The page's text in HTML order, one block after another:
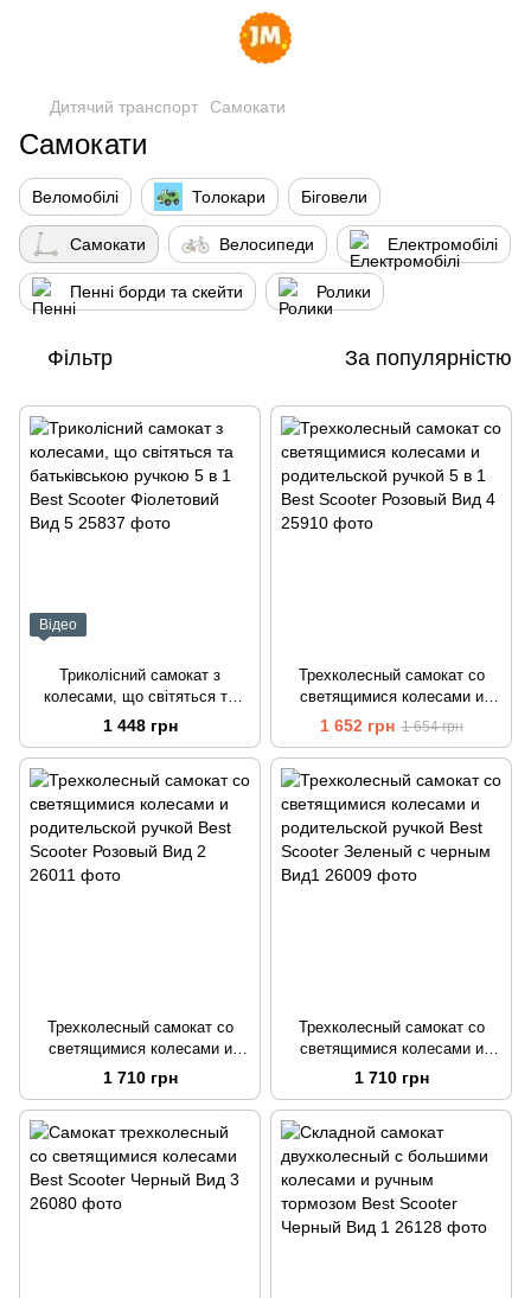
Дитячий транспорт Самокати
Самокати
Веломобілі Толокари Біговели
Самокати Велосипеди Електромобілі
Пенні борди та скейти Ролики
Фільтр За популярністю
Відео
Триколісний самокат з
колесами, що світяться та
батьківською ручкою 5 в 1
Best Scooter Фіолетовий Вид
5
1 448 грн
Трехколесный самокат со
светящимися колесами и
родительской ручкой 5 в 1
Best Scooter Розовый Вид 4
1 652 грн 1 654 грн
Трехколесный самокат со
светящимися колесами и
родительской ручкой Best
Scooter Розовый Вид 2
1 710 грн
Трехколесный самокат со
светящимися колесами и
родительской ручкой Best
Scooter Зеленый с черным
Вид1
1 710 грн